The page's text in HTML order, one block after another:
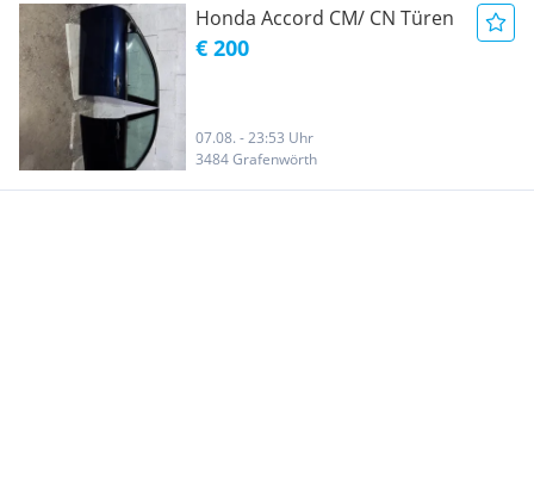
Honda Accord CM/ CN Türen
€ 200
07.08. - 23:53 Uhr
3484 Grafenwörth